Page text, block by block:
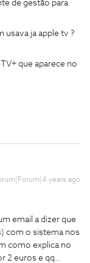
de gestão para
usava ja apple tv ?
que aparece no
years ago
email a dizer que
com o sistema nos
como explica no
2 euros e qq..